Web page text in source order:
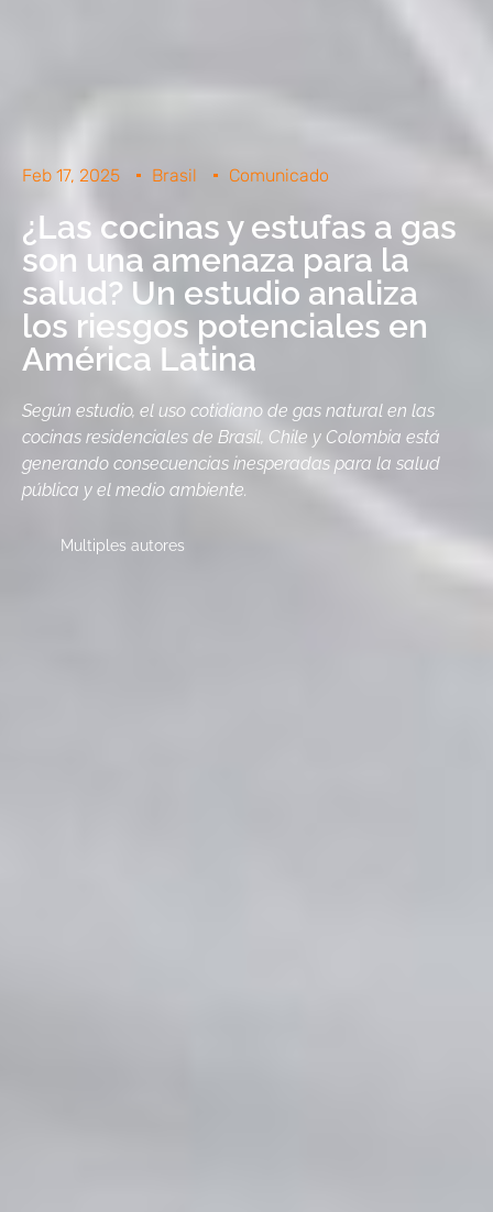
Feb 17, 2025 Brasil Comunicado
¿Las cocinas y estufas a gas
son una amenaza para la
salud? Un estudio analiza
los riesgos potenciales en
América Latina
Según estudio, el uso cotidiano de gas natural en las
cocinas residenciales de Brasil, Chile y Colombia está
generando consecuencias inesperadas para la salud
pública y el medio ambiente.
Multiples autores